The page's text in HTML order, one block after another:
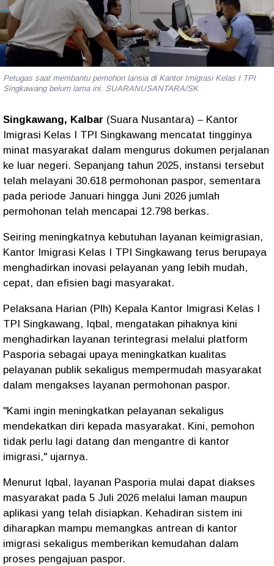
Petugas saat membantu pemohon lansia di Kantor Imigrasi Kelas I TPI
Singkawang belum lama ini. SUARANUSANTARA/SK
Singkawang, Kalbar (Suara Nusantara) – Kantor
Imigrasi Kelas I TPI Singkawang mencatat tingginya
minat masyarakat dalam mengurus dokumen perjalanan
ke luar negeri. Sepanjang tahun 2025, instansi tersebut
telah melayani 30.618 permohonan paspor, sementara
pada periode Januari hingga Juni 2026 jumlah
permohonan telah mencapai 12.798 berkas.
Seiring meningkatnya kebutuhan layanan keimigrasian,
Kantor Imigrasi Kelas I TPI Singkawang terus berupaya
menghadirkan inovasi pelayanan yang lebih mudah,
cepat, dan efisien bagi masyarakat.
Pelaksana Harian (Plh) Kepala Kantor Imigrasi Kelas I
TPI Singkawang, Iqbal, mengatakan pihaknya kini
menghadirkan layanan terintegrasi melalui platform
Pasporia sebagai upaya meningkatkan kualitas
pelayanan publik sekaligus mempermudah masyarakat
dalam mengakses layanan permohonan paspor.
"Kami ingin meningkatkan pelayanan sekaligus
mendekatkan diri kepada masyarakat. Kini, pemohon
tidak perlu lagi datang dan mengantre di kantor
imigrasi," ujarnya.
Menurut Iqbal, layanan Pasporia mulai dapat diakses
masyarakat pada 5 Juli 2026 melalui laman maupun
aplikasi yang telah disiapkan. Kehadiran sistem ini
diharapkan mampu memangkas antrean di kantor
imigrasi sekaligus memberikan kemudahan dalam
proses pengajuan paspor.